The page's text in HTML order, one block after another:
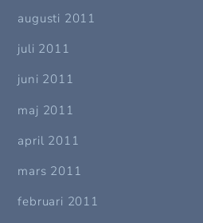
augusti 2011
juli 2011
juni 2011
maj 2011
april 2011
mars 2011
februari 2011